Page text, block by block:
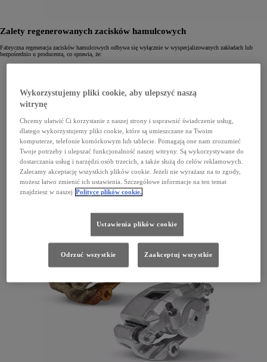
Zalety regenerowanych zacisków hamulcowych
Fabryczna regeneracja zacisków hamulcowych odbywa się wyłącznie w wyspecjalizowanych zakładach lub
bezpośrednio u producenta, co sprawia, że:
Wykorzystujemy pliki cookie, aby ulepszyć naszą
witrynę
Chcemy ułatwić Ci korzystanie z naszej strony i usprawnić świadczenie usług,
dlatego wykorzystujemy pliki cookie, które są umieszczane na Twoim
komputerze, telefonie komórkowym lub tablecie. Pomagają one nam zrozumieć
Twoje potrzeby i ulepszać funkcjonalność naszej witryny. Są wykorzystywane do
dostarczania usług i narzędzi osób trzecich, a także służą do celów reklamowych.
Zalecamy akceptację wszystkich plików cookie. Jeżeli nie wyrażasz na to zgody,
możesz łatwo zmienić ich ustawienia. Szczegółowe informacje na ten temat
znajdziesz w naszej Polityce plików cookie.
Ustawienia plików cookie
Odrzuć wszystkie Zaakceptuj wszystkie